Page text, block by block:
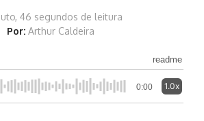
46 segundos de leitura
Por: Arthur Caldeira
readme
0:00 1.0x